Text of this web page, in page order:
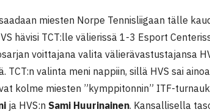
miesten Norpe Tennisliigaan tälle
hävisi TCT:lle välierissä 1-3 Esport
voittajana valita välierävastustajansa
TCT:n valinta meni nappiin, sillä HVS sai
kolme miesten ”kymppitonnin” ITF-
ja HVS:n Sami Huurinainen. Kansallisella